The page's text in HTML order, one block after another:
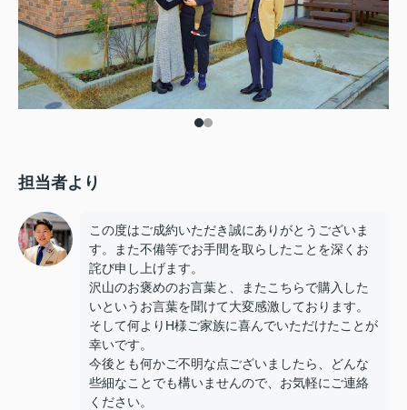
担当者より
この度はご成約いただき誠にありがとうございま
す。また不備等でお手間を取らしたことを深くお
詫び申し上げます。
沢山のお褒めのお言葉と、またこちらで購入した
いというお言葉を聞けて大変感激しております。
そして何よりH様ご家族に喜んでいただけたことが
幸いです。
今後とも何かご不明な点ございましたら、どんな
些細なことでも構いませんので、お気軽にご連絡
ください。